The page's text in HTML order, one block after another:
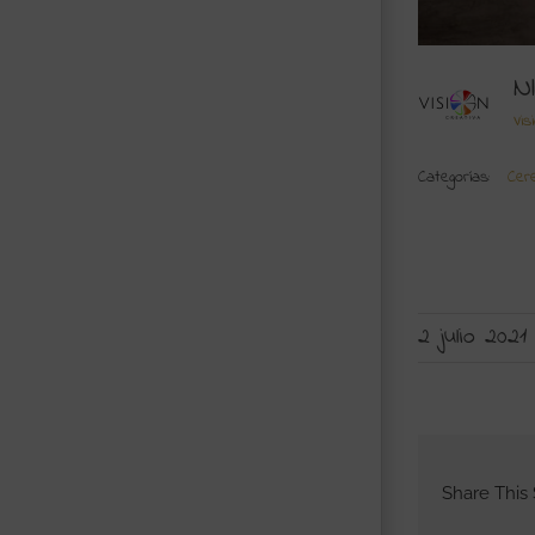
Categorías:
2 julio 2021
Share